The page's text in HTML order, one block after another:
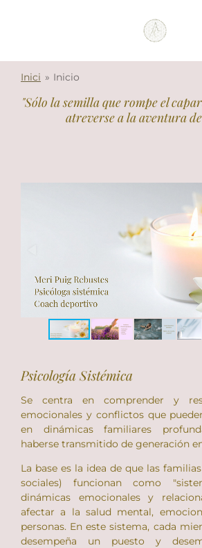
Inici » Inicio
"Sólo la semilla que rompe el
atreverse a la aventura
Psicología Sistémica
Se centra en comprender y
emocionales y conflictos que
en dinámicas familiares
haberse transmitido de generación
La base es la idea de que las
sociales) funcionan como
dinámicas emocionales y
afectar a la salud mental,
personas. En este sistema, cada
desempeña un puesto y